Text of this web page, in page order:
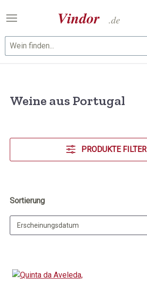
Zum Hauptinhalt springen
Weine aus Portugal
PRODUKTE
Sortierung